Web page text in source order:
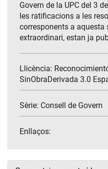
Govern de la UPC del 3
les ratificacions a les
corresponents a aquesta
extraordinari, estan ja
Llicència:
SinObraDerivada 3.0
Sèrie: Consell de Govern
Enllaços: